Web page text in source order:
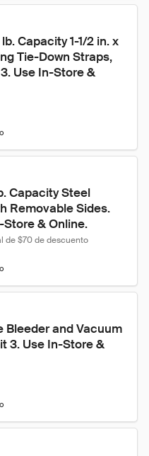
Capacity 1-1/2 in. x
Tie-Down Straps,
Use In-Store &
Capacity Steel
Removable Sides.
Store & Online.
de $70 de descuento
Bleeder and Vacuum
3. Use In-Store &